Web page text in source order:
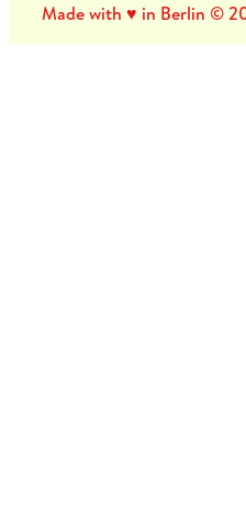
Made with ♥ in Berlin ©